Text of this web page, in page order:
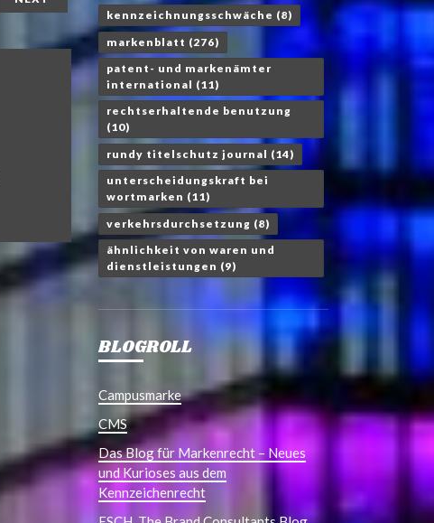
kennzeichnungsschwäche (8)
markenblatt (276)
patent- und markenämter
international (11)
rechtserhaltende benutzung
(10)
rundy titelschutz journal (14)
unterscheidungskraft bei
wortmarken (11)
verkehrsdurchsetzung (8)
ähnlichkeit von waren und
dienstleistungen (9)
BLOGROLL
Campusmarke
CMS
Das Blog für Markenrecht – Neues
und Kurioses aus dem
Kennzeichenrecht